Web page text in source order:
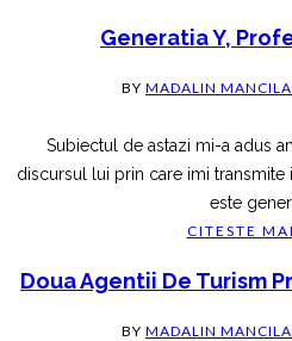
Generatia Y,
BY MADALIN MANCILA
Subiectul de astazi mi-a adus
discursul lui prin care imi
este
CITESTE
Doua Agentii De Turism
BY MADALIN MANCILA